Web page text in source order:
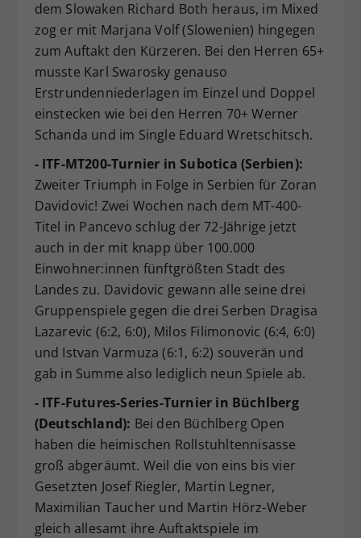
dem Slowaken Richard Both heraus, im Mixed
zog er mit Marjana Volf (Slowenien) hingegen
zum Auftakt den Kürzeren. Bei den Herren 65+
musste Karl Swarosky genauso
Erstrundenniederlagen im Einzel und Doppel
einstecken wie bei den Herren 70+ Werner
Schanda und im Single Eduard Wretschitsch.
- ITF-MT200-Turnier in Subotica (Serbien):
Zweiter Triumph in Folge in Serbien für Zoran
Davidovic! Zwei Wochen nach dem MT-400-
Titel in Pancevo schlug der 72-Jährige jetzt
auch in der mit knapp über 100.000
Einwohner:innen fünftgrößten Stadt des
Landes zu. Davidovic gewann alle seine drei
Gruppenspiele gegen die drei Serben Dragisa
Lazarevic (6:2, 6:0), Milos Filimonovic (6:4, 6:0)
und Istvan Varmuza (6:1, 6:2) souverän und
gab in Summe also lediglich neun Spiele ab.
- ITF-Futures-Series-Turnier in Büchlberg
(Deutschland): Bei den Büchlberg Open
haben die heimischen Rollstuhltennisasse
groß abgeräumt. Weil die von eins bis vier
Gesetzten Josef Riegler, Martin Legner,
Maximilian Taucher und Martin Hörz-Weber
gleich allesamt ihre Auftaktspiele im